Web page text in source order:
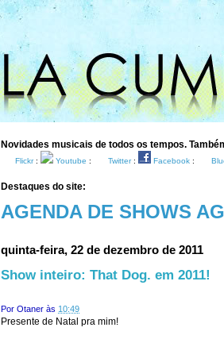
Novidades musicais de todos os tempos.
Flickr: Youtube : Twitter: Facebook :
Destaques do site:
AGENDA DE SHOWS
quinta-feira, 22 de dezembro de 2011
Show inteiro: That Dog. em 2011!
Por Otaner às 10:49
Presente de Natal pra mim!